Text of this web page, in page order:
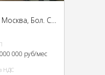
Дом Булгакова, ЦАО, г Москва, Бол. Садовая ул., 10
000 руб/мес
НДС